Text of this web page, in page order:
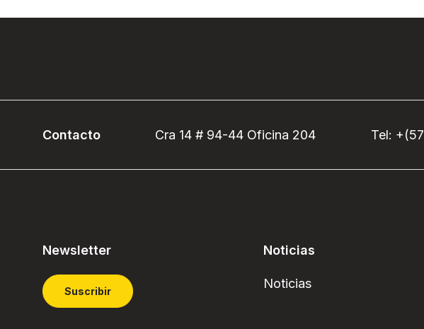
Contacto Cra 14 # 94-44 Oficina 204 Tel:
Newsletter
Suscribir
Noticias
Noticias